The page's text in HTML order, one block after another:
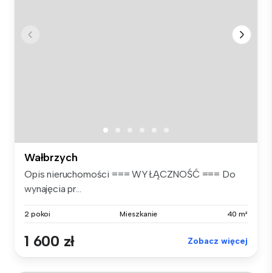
Wałbrzych
Opis nieruchomości === WYŁĄCZNOŚĆ === Do
wynajęcia pr...
2 pokoi Mieszkanie 40 m²
1 600 zł Zobacz więcej